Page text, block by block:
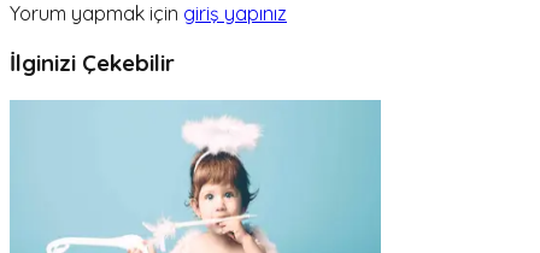
Yorum yapmak için giriş yapınız
İlginizi Çekebilir